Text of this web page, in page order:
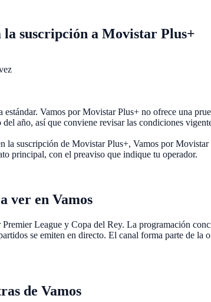
la suscripción a Movistar Plus+
estándar. Vamos por Movistar Plus+ no ofrece una
año, así que conviene revisar las condiciones
la suscripción de Movistar Plus+, Vamos por
principal, con el preaviso que indique tu operador.
ver en Vamos
Premier League y Copa del Rey. La programación
se emiten en directo. El canal forma parte de
de Vamos